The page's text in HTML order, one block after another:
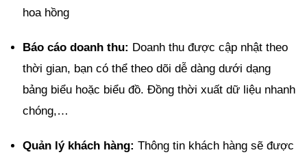
hoa hồng
Báo cáo doanh thu: Doanh thu được cập nhật theo
thời gian, bạn có thể theo dõi dễ dàng dưới dạng
bảng biểu hoặc biểu đồ. Đồng thời xuất dữ liệu nhanh
chóng,…
Quản lý khách hàng: Thông tin khách hàng sẽ được